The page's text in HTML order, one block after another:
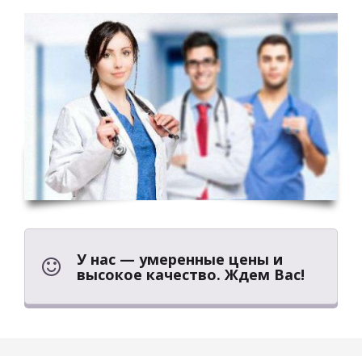
У нас — умеренные цены и
высокое качество. Ждем Вас!